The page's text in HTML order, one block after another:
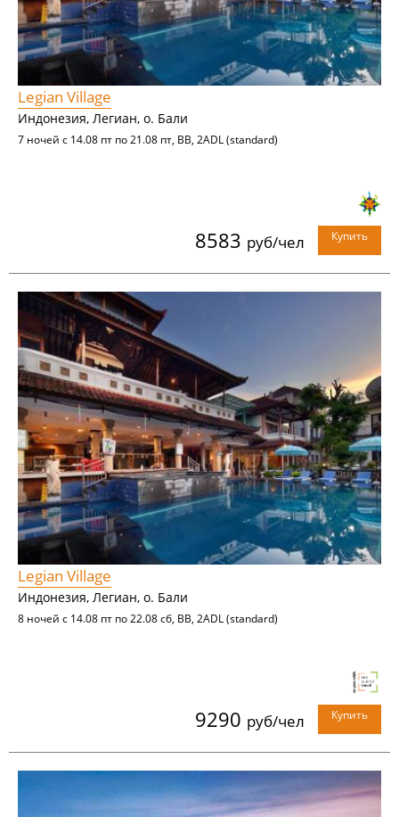
Legian Village
Индонезия, Легиан, о. Бали
7 ночей с 14.08 пт по 21.08 пт, BB, 2ADL (standard)
8583 руб/чел Купить
Legian Village
Индонезия, Легиан, о. Бали
8 ночей с 14.08 пт по 22.08 сб, BB, 2ADL (standard)
9290 руб/чел Купить